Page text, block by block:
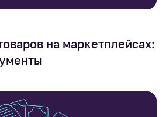
на маркетплейсах: